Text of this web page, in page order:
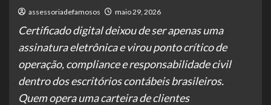
assessoriadefamosos maio 29, 2026
Certificado digital deixou de ser apenas uma
assinatura eletrônica e virou ponto crítico de
operação, compliance e responsabilidade civil
dentro dos escritórios contábeis brasileiros.
Quem opera uma carteira de clientes